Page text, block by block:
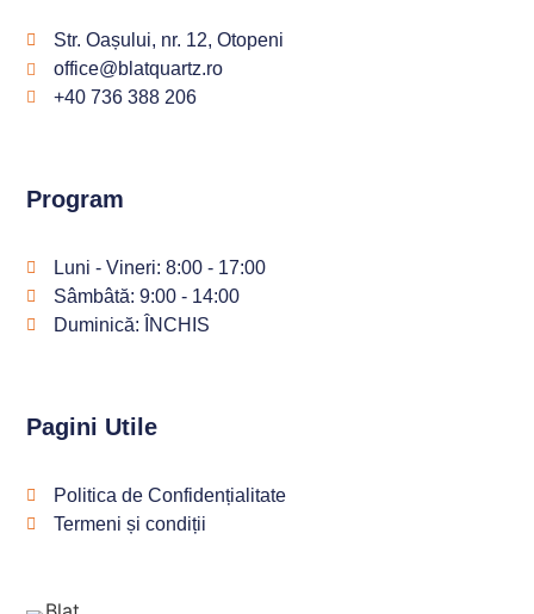
Pagini Utile
Politica de Confidențialitate
Termeni și condiții
Program
Luni - Vineri: 8:00 - 17:00
Sâmbâtă: 9:00 - 14:00
Duminică: ÎNCHIS
Str. Oașului, nr. 12, Otopeni
office@blatquartz.ro
+40 736 388 206